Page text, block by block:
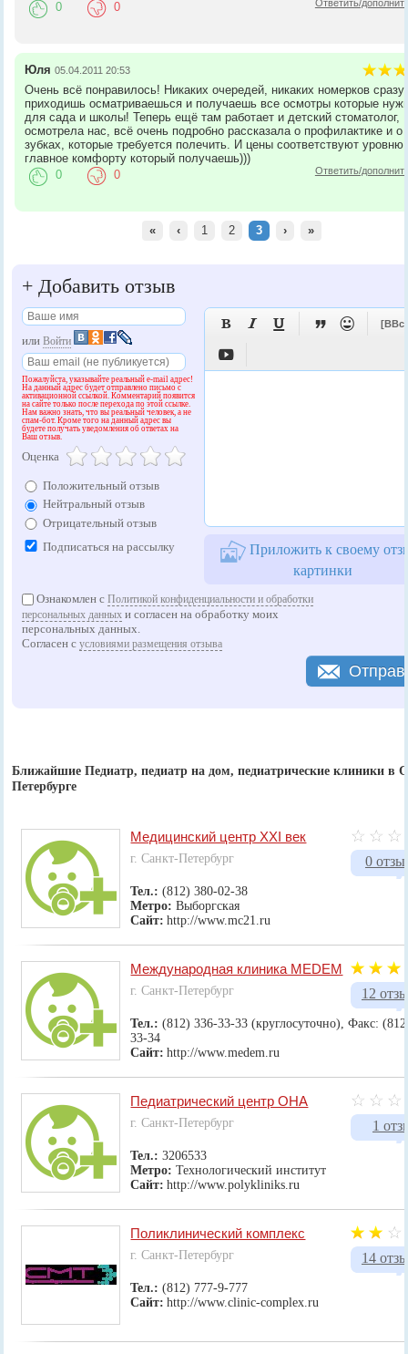
Ответить/
0 0
Юля 05.04.2011 20:53
Очень всё понравилось! Никаких очередей, никаких номерков сразу
приходишь осматриваешься и получаешь все осмотры которые
для сада и школы! Теперь ещё там работает и детский стоматолог,
осмотрела нас, всё очень подробно рассказала о профилактике и о
зубках, которые требуется полечить. И цены соответствуют уровню
главное комфорту который получаешь)))
Ответить/
0 0
« ‹ 1 2 3 › »
+ Добавить отзыв
илиВойти
Пожалуйста, указывайте реальный e-mail адрес!
На данный адрес будет отправлено письмо с
активационной ссылкой. Комментарий появится
на сайте только после перехода по этой ссылке.
Нам важно знать, что вы реальный человек, а не
спам-бот. Кроме того на данный адрес вы
будете получать уведомления об ответах на
Ваш отзыв.
Оценка
Положительный отзыв
Нейтральный отзыв
Отрицательный отзыв
Подписаться на рассылку
   


Приложить к своему
картинки
Ознакомлен сПолитикой конфиденциальности и обработки
персональных данных и согласен на обработку моих
персональных данных.
Согласен сусловиями размещения отзыва
Ближайшие Педиатр, педиатр на дом, педиатрические клиники в
Петербурге
0
Медицинский центр XXI век
г. Санкт-Петербург
Тел.:(812) 380-02-38
Метро:Выборгская
Сайт: http://www.mc21.ru
12
Международная клиника MEDEM
г. Санкт-Петербург
Тел.:(812) 336-33-33 (круглосуточно), Факс:
33-34
Сайт: http://www.medem.ru
1
Педиатрический центр ОНА
г. Санкт-Петербург
Тел.:3206533
Метро:Технологический институт
Сайт: http://www.polykliniks.ru
14
Поликлинический комплекс
г. Санкт-Петербург
Тел.:(812) 777-9-777
Сайт: http://www.clinic-complex.ru